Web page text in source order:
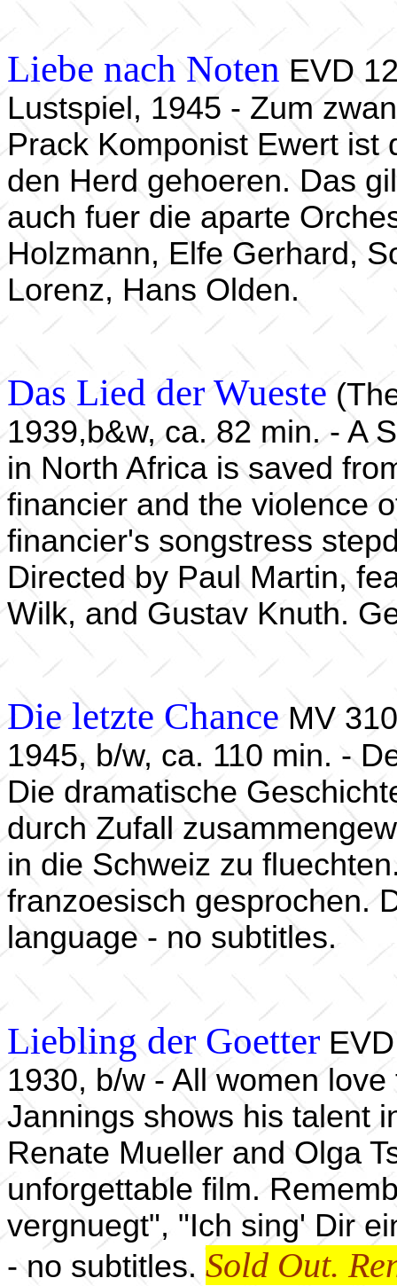
Liebe nach Noten EVD
Lustspiel, 1945 - Zum
Prack Komponist Ewert ist
den Herd gehoeren. Das
auch fuer die aparte
Holzmann, Elfe Gerhard,
Lorenz, Hans Olden.
Das Lied der Wueste
1939,b&w, ca. 82 min. - A
in North Africa is saved
financier and the violence
financier's songstress
Directed by Paul Martin,
Wilk, and Gustav Knuth.
Die letzte Chance MV 310
1945, b/w, ca. 110 min. -
Die dramatische
durch Zufall
in die Schweiz zu
franzoesisch gesprochen.
language - no subtitles.
Liebling der Goetter
1930, b/w - All women
Jannings shows his talent
Renate Mueller and Olga
unforgettable film.
vergnuegt", "Ich sing' Dir
- no subtitles. Sold Out.